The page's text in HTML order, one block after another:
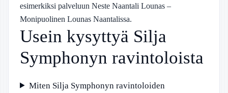
esimerkiksi palveluun Neste Naantali Lounas –
Monipuolinen Lounas Naantalissa.
Usein kysyttyä Silja
Symphonyn ravintoloista
Miten Silja Symphonyn ravintoloiden